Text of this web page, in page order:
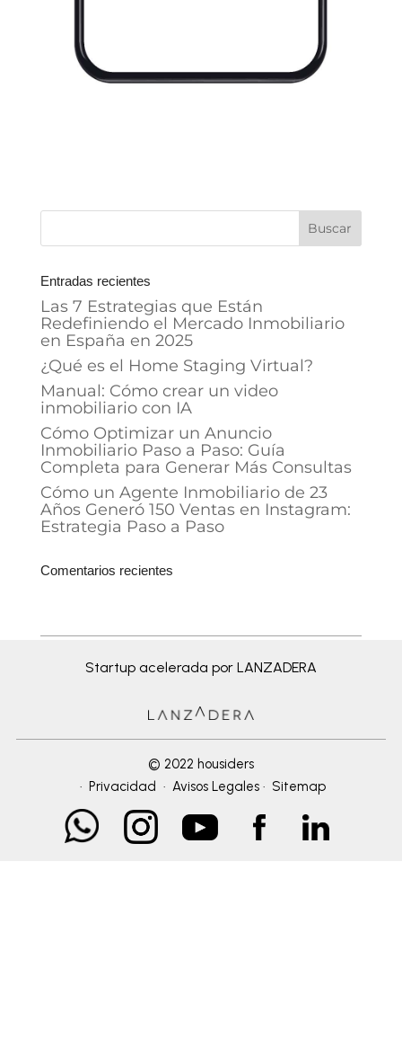
Entradas recientes
Las 7 Estrategias que Están
Redefiniendo el Mercado Inmobiliario
en España en 2025
¿Qué es el Home Staging Virtual?
Manual: Cómo crear un video
inmobiliario con IA
Cómo Optimizar un Anuncio
Inmobiliario Paso a Paso: Guía
Completa para Generar Más Consultas
Cómo un Agente Inmobiliario de 23
Años Generó 150 Ventas en Instagram:
Estrategia Paso a Paso
Comentarios recientes
Startup acelerada por LANZADERA
© 2022 housiders
· Privacidad · Avisos Legales · Sitemap